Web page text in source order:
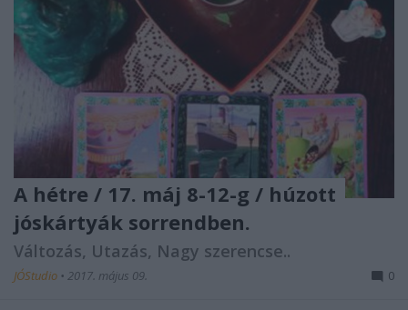
A hétre / 17. máj 8-12-g / húzott
jóskártyák sorrendben.
Változás, Utazás, Nagy szerencse..
JÓStudio • 2017. május 09. 0